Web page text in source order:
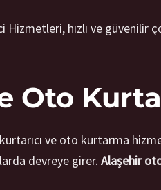
hızlı ve güvenilir
Oto
ve oto kurtarma
devreye girer. Alaşehir